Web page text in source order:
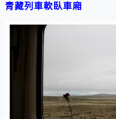
青藏列車軟臥車廂